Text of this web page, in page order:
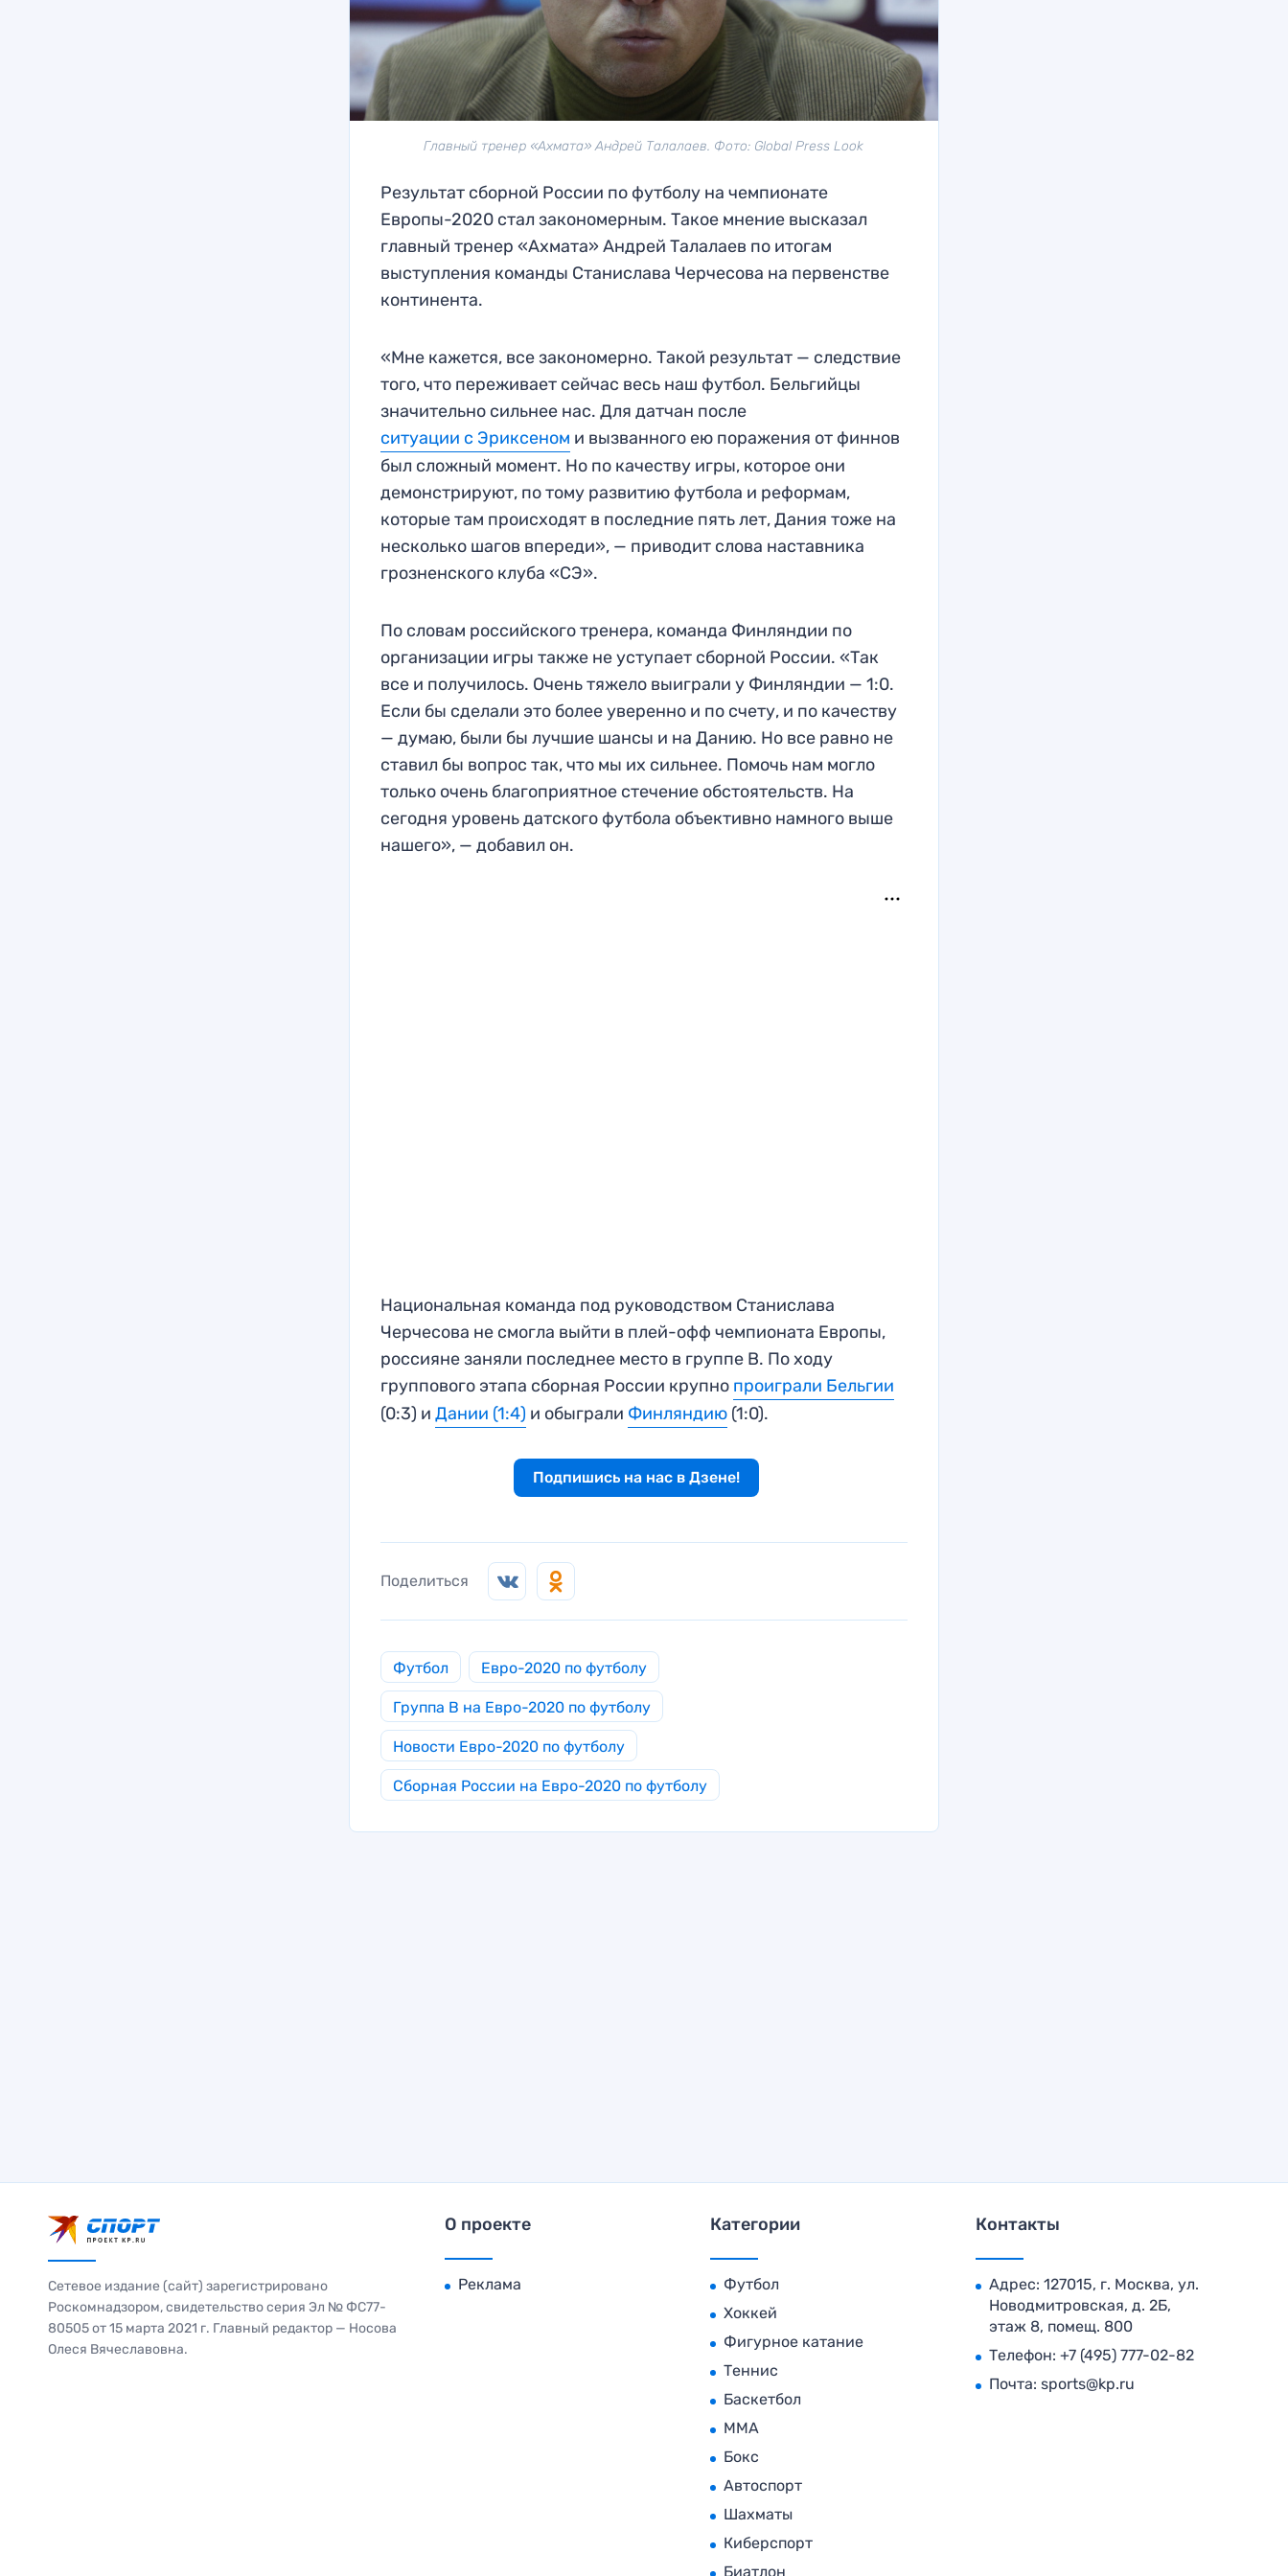
Главный тренер «Ахмата» Андрей Талалаев. Фото: Global Press Look
Результат сборной России по футболу на чемпионате
Европы-2020 стал закономерным. Такое мнение высказал
главный тренер «Ахмата» Андрей Талалаев по итогам
выступления команды Станислава Черчесова на первенстве
континента.
«Мне кажется, все закономерно. Такой результат — следствие
того, что переживает сейчас весь наш футбол. Бельгийцы
значительно сильнее нас. Для датчан после
ситуации с Эриксеном и вызванного ею поражения от финнов
был сложный момент. Но по качеству игры, которое они
демонстрируют, по тому развитию футбола и реформам,
которые там происходят в последние пять лет, Дания тоже на
несколько шагов впереди», — приводит слова наставника
грозненского клуба «СЭ».
По словам российского тренера, команда Финляндии по
организации игры также не уступает сборной России. «Так
все и получилось. Очень тяжело выиграли у Финляндии — 1:0.
Если бы сделали это более уверенно и по счету, и по качеству
— думаю, были бы лучшие шансы и на Данию. Но все равно не
ставил бы вопрос так, что мы их сильнее. Помочь нам могло
только очень благоприятное стечение обстоятельств. На
сегодня уровень датского футбола объективно намного выше
нашего», — добавил он.
Национальная команда под руководством Станислава
Черчесова не смогла выйти в плей-офф чемпионата Европы,
россияне заняли последнее место в группе B. По ходу
группового этапа сборная России крупно проиграли Бельгии
(0:3) иДании (1:4) и обыграли Финляндию (1:0).
Подпишись на нас в Дзене!
Поделиться
Футбол Евро-2020 по футболу
Группа B на Евро-2020 по футболу
Новости Евро-2020 по футболу
Сборная России на Евро-2020 по футболу
Сетевое издание (сайт) зарегистрировано
Роскомнадзором, свидетельство серия Эл № ФС77-
80505 от 15 марта 2021 г. Главный редактор — Носова
Олеся Вячеславовна.
О проекте
Реклама
Категории
Футбол
Хоккей
Фигурное катание
Теннис
Баскетбол
MMA
Бокс
Автоспорт
Шахматы
Киберспорт
Биатлон
Контакты
Адрес: 127015, г. Москва, ул.
Новодмитровская, д. 2Б,
этаж 8, помещ. 800
Телефон: +7 (495) 777-02-82
Почта: sports@kp.ru